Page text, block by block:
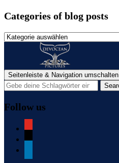
Categories of blog posts
Categories
Seitenleiste & Navigation umschalten
Follow us